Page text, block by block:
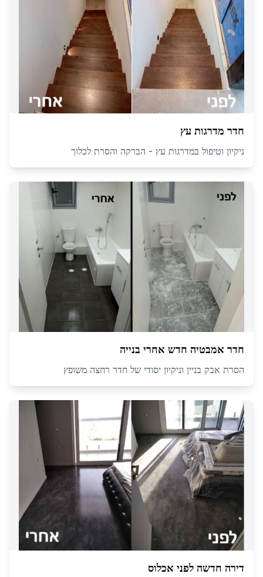
חדר מדרגות עץ
ניקיון וטיפול במדרגות עץ - הברקה והסרת לכלוך
חדר אמבטיה חדש אחרי בנייה
הסרת אבק בניין וניקיון יסודי של חדר רחצה משופץ
דירה חדשה לפני אכלוס